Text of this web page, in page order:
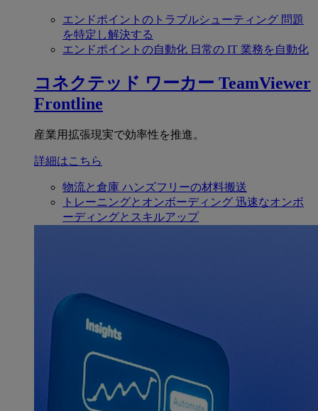
エンドポイントのトラブルシューティング 問題
を特定し解決する
エンドポイントの自動化 日常の IT 業務を自動化
コネクテッド ワーカー TeamViewer
Frontline
産業用拡張現実で効率性を推進。
詳細はこちら
物流と倉庫 ハンズフリーの材料搬送
トレーニングとオンボーディング 迅速なオンボ
ーディングとスキルアップ